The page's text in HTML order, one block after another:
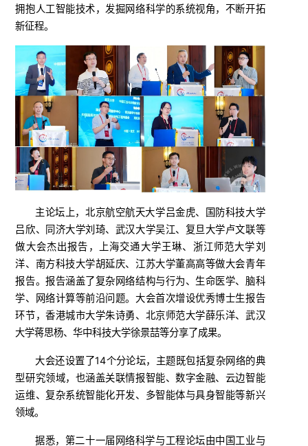
拥抱人工智能技术，发掘网络科学的系统视角，不断开拓
新征程。
主论坛上，北京航空航天大学吕金虎、国防科技大学
吕欣、同济大学刘琦、武汉大学吴江、复旦大学卢文联等
做大会杰出报告，上海交通大学王琳、浙江师范大学刘
洋、南方科技大学胡延庆、江苏大学董高高等做大会青年
报告。报告涵盖了复杂网络结构与行为、生命医学、脑科
学、网络计算等前沿问题。大会首次增设优秀博士生报告
环节，香港城市大学朱诗勇、北京师范大学薛乐洋、武汉
大学蒋思杨、华中科技大学徐景喆等分享了成果。
大会还设置了14个分论坛，主题既包括复杂网络的典
型研究领域，也涵盖关联情报智能、数字金融、云边智能
运维、复杂系统智能化开发、多智能体与具身智能等新兴
领域。
据悉，第二十一届网络科学与工程论坛由中国工业与